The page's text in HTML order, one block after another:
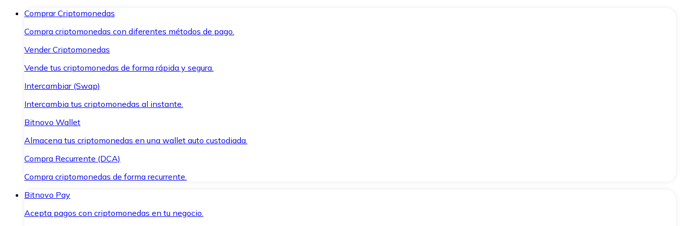
Comprar Criptomonedas
Compra criptomonedas con diferentes métodos de pago.
Vender Criptomonedas
Vende tus criptomonedas de forma rápida y segura.
Intercambiar (Swap)
Intercambia tus criptomonedas al instante.
Bitnovo Wallet
Almacena tus criptomonedas en una wallet auto custodiada.
Compra Recurrente (DCA)
Compra criptomonedas de forma recurrente.
Bitnovo Pay
Acepta pagos con criptomonedas en tu negocio.